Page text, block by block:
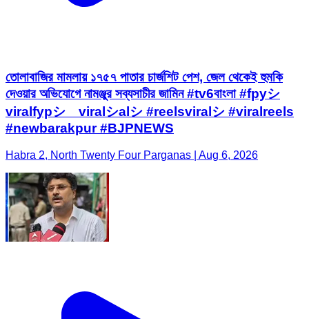
তোলাবাজির মামলায় ১৭৫৭ পাতার চার্জশিট পেশ, জেল থেকেই হুমকি
দেওয়ার অভিযোগে নামঞ্জুর সব্যসাচীর জামিন #tv6বাংলা #fpyシ
viralfypシ゚viralシalシ #reelsviralシ #viralreels
#newbarakpur #BJPNEWS
Habra 2, North Twenty Four Parganas | Aug 6, 2026